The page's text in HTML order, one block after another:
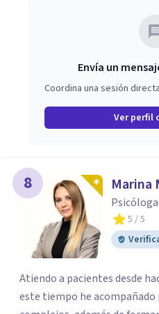
relaciones. Estoy aquí para
Envía un
Coordina una sesión
Ver perfil
8 Marina
Psicóloga
5 / 5
Atiendo a pacientes desde
este tiempo he